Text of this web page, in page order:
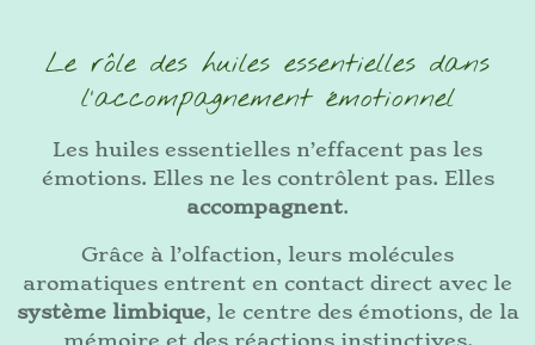
Le rôle des huiles essentielles dans
l’accompagnement émotionnel
Les huiles essentielles n’effacent pas les
émotions. Elles ne les contrôlent pas. Elles
accompagnent.
Grâce à l’olfaction, leurs molécules
aromatiques entrent en contact direct avec le
système limbique, le centre des émotions, de la